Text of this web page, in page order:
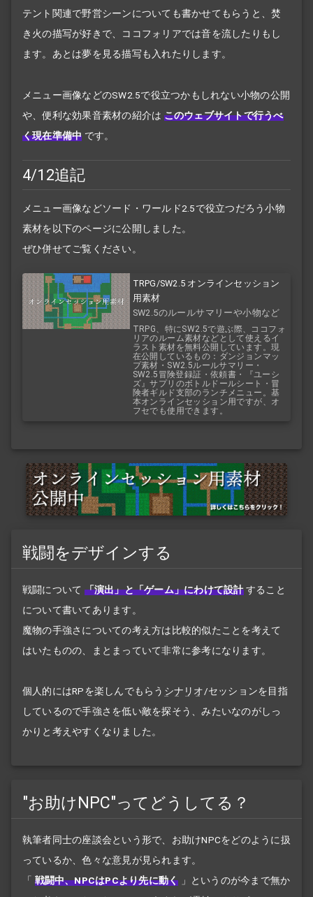
テント関連で野営シーンについても書かせてもらうと、焚
き火の描写が好きで、ココフォリアでは音を流したりもし
ます。あとは夢を見る描写も入れたりします。
メニュー画像などのSW2.5で役立つかもしれない小物の公開
や、便利な効果音素材の紹介は このウェブサイトで行うべ
く現在準備中 です。
4/12追記
メニュー画像などソード・ワールド2.5で役立つだろう小物
素材を以下のページに公開しました。
ぜひ併せてご覧ください。
TRPG/SW2.5 オンラインセッション
用素材
SW2.5のルールサマリーや小物など
を公開中！
TRPG、特にSW2.5で遊ぶ際、ココフォ
リアのルーム素材などとして使えるイ
ラスト素材を無料公開しています。現
在公開しているもの：ダンジョンマッ
プ素材・SW2.5ルールサマリー・
SW2.5冒険登録証・依頼書・『ユーシ
ズ』サプリのボトルドールシート・冒
険者ギルド支部のランチメニュー。基
本オンラインセッション用ですが、オ
フセでも使用できます。
戦闘をデザインする
戦闘について 「演出」と「ゲーム」にわけて設計 すること
について書いてあります。
魔物の手強さについての考え方は比較的似たことを考えて
はいたものの、まとまっていて非常に参考になります。
個人的にはRPを楽しんでもらう シナリオ/セッションを目指
しているので手強さを低い敵を探そう、みたいなのがしっ
かりと考えやすくなりました。
"お助けNPC"ってどうしてる？
執筆者同士の座談会という形で、お助けNPCをどのように扱
っているか、色々な意見が見られます。
「 戦闘中、NPCはPCより先に動く 」
というのが今まで無か